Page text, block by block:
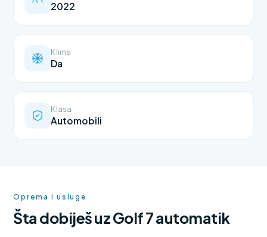
2022
Klima
Da
Klasa
Automobili
Oprema i usluge
Šta dobiješ uz Golf 7 automatik